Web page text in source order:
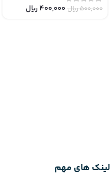
500,000﷼ 400,000 ﷼
لینک های مهم